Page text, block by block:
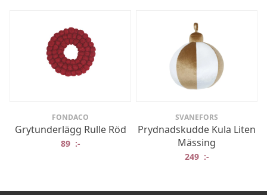
FONDACO
Grytunderlägg Rulle Röd
89 :-
SVANEFORS
Prydnadskudde Kula Liten
Mässing
249 :-